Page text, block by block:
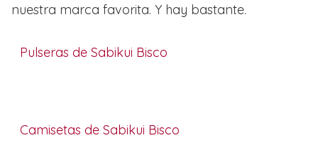
nuestra marca favorita. Y hay bastante.
Pulseras de Sabikui Bisco
Camisetas de Sabikui Bisco